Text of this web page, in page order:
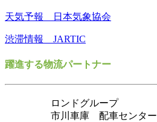
天気予報 日本気象協会
渋滞情報 JARTIC
躍進する物流パートナー
ロンドグループ
市川車庫 配車センター